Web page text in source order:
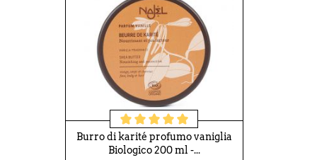
Burro di karité profumo vaniglia
Biologico 200 ml -...